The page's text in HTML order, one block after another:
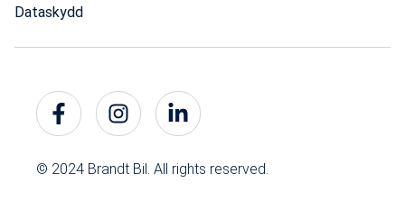
Dataskydd
© 2024 Brandt Bil. All rights reserved.